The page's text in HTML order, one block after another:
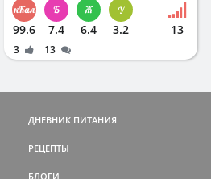
99.6 7.4 6.4 3.2 13
3 13
ДНЕВНИК ПИТАНИЯ
РЕЦЕПТЫ
БЛОГИ